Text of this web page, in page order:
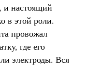
и настоящий
в этой роли.
провожал
где его
электроды. Вся